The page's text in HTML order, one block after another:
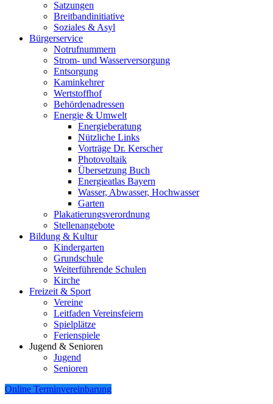
Satzungen
Breitbandinitiative
Soziales & Asyl
Bürgerservice
Notrufnummern
Strom- und Wasserversorgung
Entsorgung
Kaminkehrer
Wertstoffhof
Behördenadressen
Energie & Umwelt
Energieberatung
Nützliche Links
Vorträge Dr. Kerscher
Photovoltaik
Übersetzung Buch
Energieatlas Bayern
Wasser, Abwasser, Hochwasser
Garten
Plakatierungsverordnung
Stellenangebote
Bildung & Kultur
Kindergarten
Grundschule
Weiterführende Schulen
Kirche
Freizeit & Sport
Vereine
Leitfaden Vereinsfeiern
Spielplätze
Ferienspiele
Jugend & Senioren
Jugend
Senioren
Online Terminvereinbarung